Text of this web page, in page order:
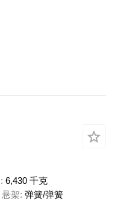
6,430 千克
悬架 弹簧/弹簧